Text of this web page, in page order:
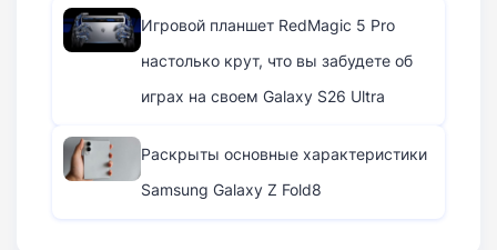
Игровой планшет RedMagic 5 Pro
настолько крут, что вы забудете об
играх на своем Galaxy S26 Ultra
Раскрыты основные характеристики
Samsung Galaxy Z Fold8